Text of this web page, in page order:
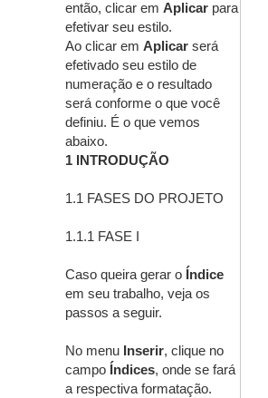
então, clicar em Aplicar para
efetivar seu estilo.
Ao clicar em Aplicar será
efetivado seu estilo de
numeração e o resultado
será conforme o que você
definiu. É o que vemos
abaixo.
1 INTRODUÇÃO
1.1 FASES DO PROJETO
1.1.1 FASE I
Caso queira gerar o Índice
em seu trabalho, veja os
passos a seguir.
No menu Inserir, clique no
campo Índices, onde se fará
a respectiva formatação.